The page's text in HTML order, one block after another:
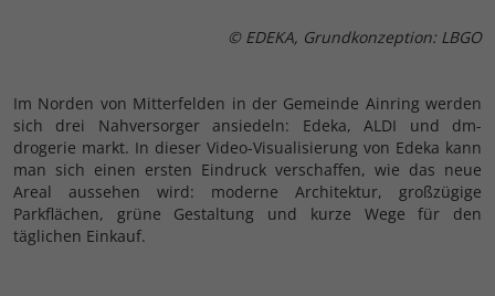
© EDEKA, Grundkonzeption: LBGO
Im Norden von Mitterfelden in der Gemeinde Ainring werden
sich drei Nahversorger ansiedeln: Edeka, ALDI und dm-
drogerie markt. In dieser Video-Visualisierung von Edeka kann
man sich einen ersten Eindruck verschaffen, wie das neue
Areal aussehen wird: moderne Architektur, großzügige
Parkflächen, grüne Gestaltung und kurze Wege für den
täglichen Einkauf.